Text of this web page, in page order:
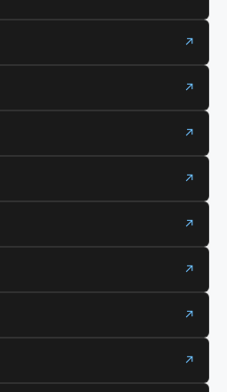
↗
↗
↗
↗
↗
↗
↗
↗